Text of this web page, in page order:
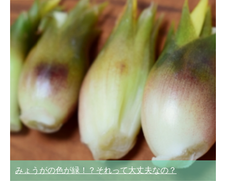
みょうがの色が緑！？それって大丈夫なの？